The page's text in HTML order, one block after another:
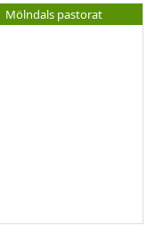
Mölndals pastorat